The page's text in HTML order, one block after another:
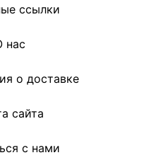
ссылки
нас
о доставке
сайта
с нами